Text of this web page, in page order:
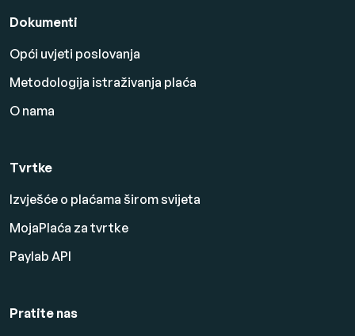
Dokumenti
Opći uvjeti poslovanja
Metodologija istraživanja plaća
O nama
Tvrtke
Izvješće o plaćama širom svijeta
MojaPlaća za tvrtke
Paylab API
Pratite nas